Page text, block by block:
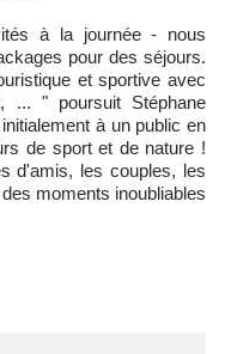
à la journée - nous
pour des séjours.
et sportive avec
... " poursuit Stéphane
à un public en
de sport et de nature !
d'amis, les couples, les
moments inoubliables